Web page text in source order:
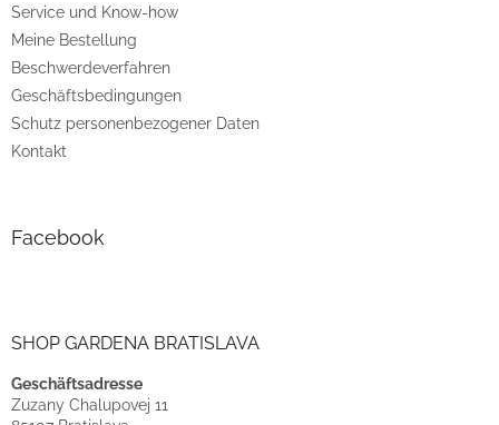
eService und Know-how
Meine Bestellung
Beschwerdeverfahren
Geschäftsbedingungen
Schutz personenbezogener Daten
Kontakt
Facebook
SHOP GARDENA BRATISLAVA
Geschäftsadresse
Zuzany Chalupovej 11